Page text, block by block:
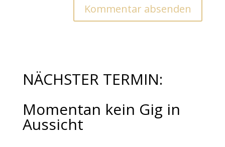
NÄCHSTER TERMIN:
Momentan kein Gig in
Aussicht